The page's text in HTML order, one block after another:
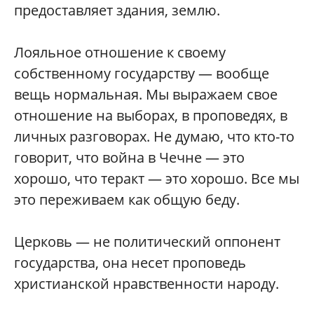
предоставляет здания, землю.
Лояльное отношение к своему
собственному государству — вообще
вещь нормальная. Мы выражаем свое
отношение на выборах, в проповедях, в
личных разговорах. Не думаю, что кто-то
говорит, что война в Чечне — это
хорошо, что теракт — это хорошо. Все мы
это переживаем как общую беду.
Церковь — не политический оппонент
государства, она несет проповедь
христианской нравственности народу.